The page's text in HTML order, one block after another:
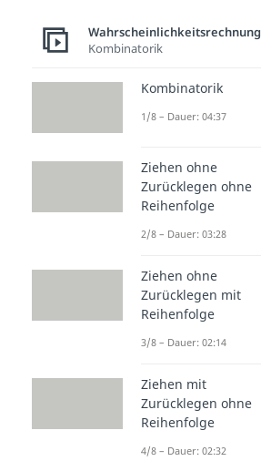
Wahrscheinlichkeitsrechnung
Kombinatorik
Kombinatorik
1/8 – Dauer: 04:37
Ziehen ohne
Zurücklegen ohne
Reihenfolge
2/8 – Dauer: 03:28
Ziehen ohne
Zurücklegen mit
Reihenfolge
3/8 – Dauer: 02:14
Ziehen mit
Zurücklegen ohne
Reihenfolge
4/8 – Dauer: 02:32